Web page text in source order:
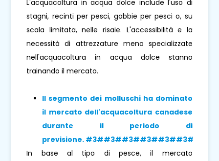
L'acquacoltura in acqua dolce include l'uso di
stagni, recinti per pesci, gabbie per pesci o, su
scala limitata, nelle risaie. L'accessibilità e la
necessità di attrezzature meno specializzate
nell'acquacoltura in acqua dolce stanno
trainando il mercato.
Il segmento dei molluschiha dominato
il mercato dell'acquacoltura canadese
durante il periodo di
previsione. #3##3##3##3##3##3# 3#
In base al tipo di pesce, il mercato